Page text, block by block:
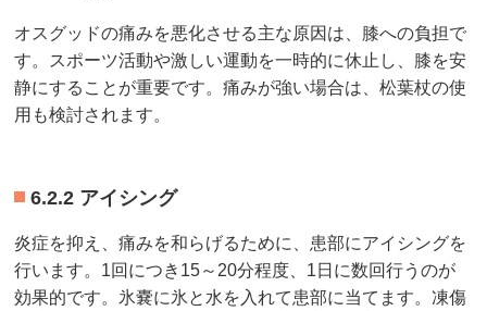
オスグッドの痛みを悪化させる主な原因は、膝への負担で
す。スポーツ活動や激しい運動を一時的に休止し、膝を安
静にすることが重要です。痛みが強い場合は、松葉杖の使
用も検討されます。
6.2.2 アイシング
炎症を抑え、痛みを和らげるために、患部にアイシングを
行います。1回につき15～20分程度、1日に数回行うのが
効果的です。氷嚢に氷と水を入れて患部に当てます。凍傷